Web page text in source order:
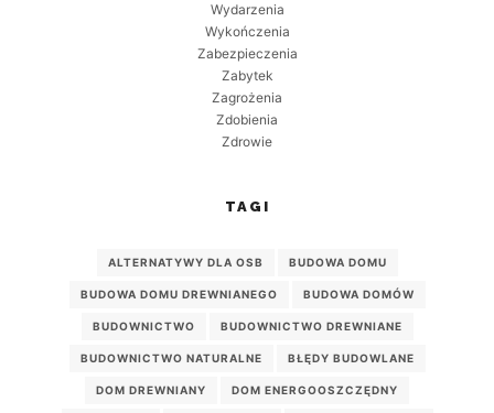
Wydarzenia
Wykończenia
Zabezpieczenia
Zabytek
Zagrożenia
Zdobienia
Zdrowie
TAGI
ALTERNATYWY DLA OSB BUDOWA DOMU
BUDOWA DOMU DREWNIANEGO BUDOWA DOMÓW
BUDOWNICTWO BUDOWNICTWO DREWNIANE
BUDOWNICTWO NATURALNE BŁĘDY BUDOWLANE
DOM DREWNIANY DOM ENERGOOSZCZĘDNY